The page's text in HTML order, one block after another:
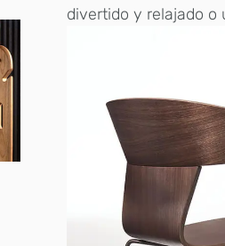
divertido y relajado